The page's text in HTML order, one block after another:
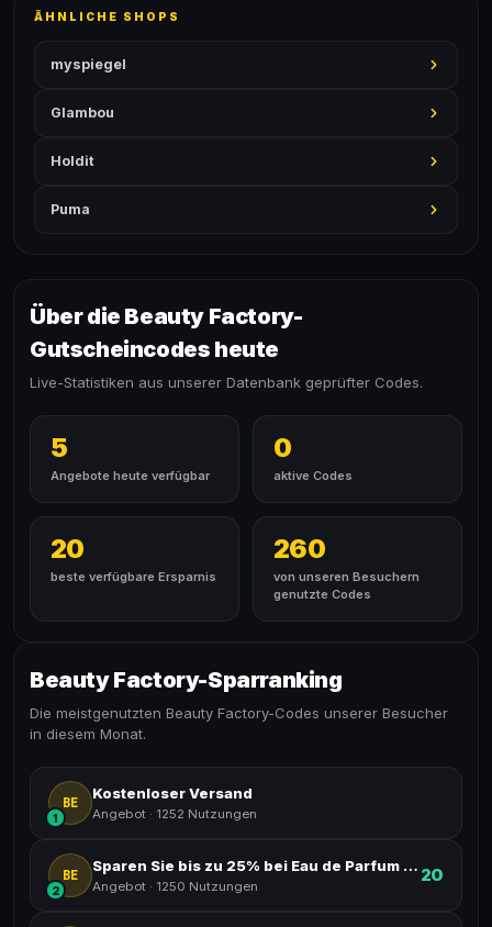
ÄHNLICHE SHOPS
myspiegel
Glambou
Holdit
Puma
Über die Beauty Factory-
Gutscheincodes heute
Live-Statistiken aus unserer Datenbank geprüfter Codes.
5
Angebote heute verfügbar
0
aktive Codes
20
beste verfügbare Ersparnis
260
von unseren Besuchern
genutzte Codes
Beauty Factory-Sparranking
Die meistgenutzten Beauty Factory-Codes unserer Besucher
in diesem Monat.
BE
1
Kostenloser Versand
Angebot · 1252 Nutzungen
BE
2
Sparen Sie bis zu 25% bei Eau de Parfum Pour
Angebot · 1250 Nutzungen
20